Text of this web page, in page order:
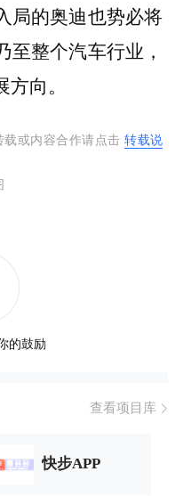
局的奥迪也势必将
整个汽车行业，
向。
载或内容合作请点击转载说
的鼓励
查看项目库
快步APP